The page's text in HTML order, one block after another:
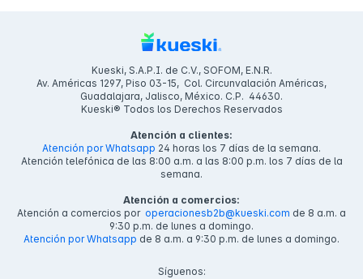
Kueski, S.A.P.I. de C.V., SOFOM, E.N.R.
Av. Américas 1297, Piso 03-15, Col. Circunvalación Américas,
Guadalajara, Jalisco, México. C.P. 44630.
Kueski® Todos los Derechos Reservados
Atención a clientes:
Atención por Whatsapp 24 horas los 7 días de la semana.
Atención telefónica de las 8:00 a.m. a las 8:00 p.m. los 7 días de la
semana.
Atención a comercios:
Atención a comercios por operacionesb2b@kueski.com de 8 a.m. a
9:30 p.m. de lunes a domingo.
Atención por Whatsapp de 8 a.m. a 9:30 p.m. de lunes a domingo.
Síguenos: